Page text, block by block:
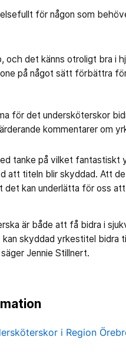
för någon som
och det känns otroligt bra i
på något sätt förbättra för
för det undersköterskor
kommentarer om
tanke på vilket fantastiskt
att titeln blir skyddad. Att
kan underlätta för oss
är både att få bidra i
kan skyddad yrkestitel
Jennie Stillnert.
i Region